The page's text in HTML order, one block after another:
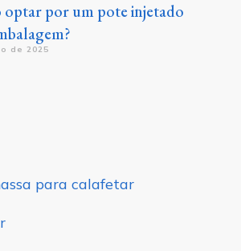
optar por um pote injetado
de 2025
para calafetar